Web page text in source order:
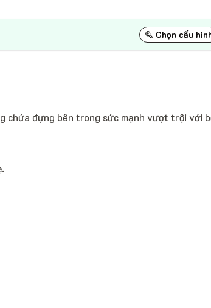
Chọn cấu
chứa đựng bên trong sức mạnh vượt trội với